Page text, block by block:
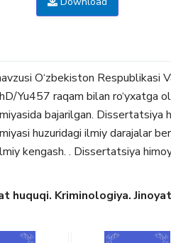
O‘zbekiston Respublikasi
Yu457 raqam bilan ro‘yxatga
bajarilgan. Dissertatsiya
huzuridagi ilmiy darajalar
kengash. . Dissertatsiya
huquqi. Kriminologiya.